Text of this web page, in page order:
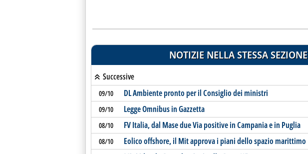
NOTIZIE NELLA STESSA SEZIONE
Successive
09/10 DL Ambiente pronto per il Consiglio dei ministri
09/10 Legge Omnibus in Gazzetta
08/10 FV Italia, dal Mase due Via positive in Campania e in Puglia
08/10 Eolico offshore, il Mit approva i piani dello spazio marittimo